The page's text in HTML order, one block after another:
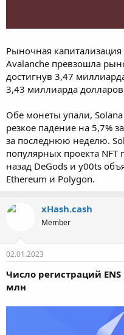
Рыночная капитализация
Avalanche превзошла
достигнув 3,47
3,43 миллиарда долларов
Обе монеты упали,
резкое падение на 5,7%
за последнюю неделю.
популярных проекта NFT
назад DeGods и y00ts
Ethereum и Polygon.
xHash.cash
Member
02.01.2023
Число регистраций
млн